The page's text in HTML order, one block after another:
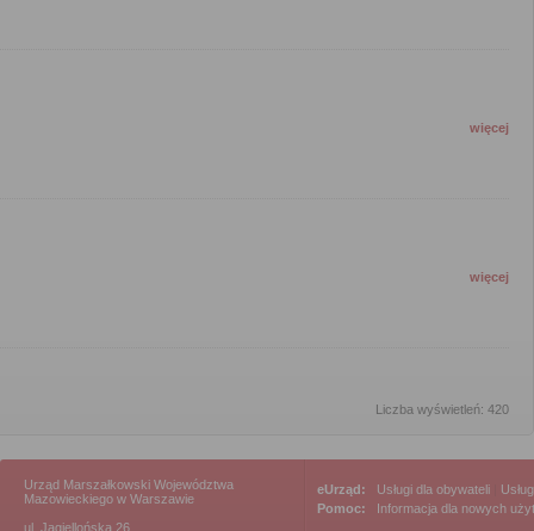
więcej
więcej
Liczba wyświetleń: 420
Urząd Marszałkowski Województwa
Mazowieckiego w Warszawie
ul. Jagiellońska 26
eUrząd: Usługi dla obywateli
Pomoc:
Informacja dla nowych